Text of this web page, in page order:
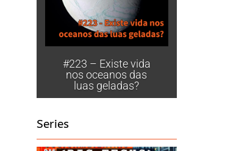
#223 – Existe vida
nos oceanos das
luas geladas?
Series